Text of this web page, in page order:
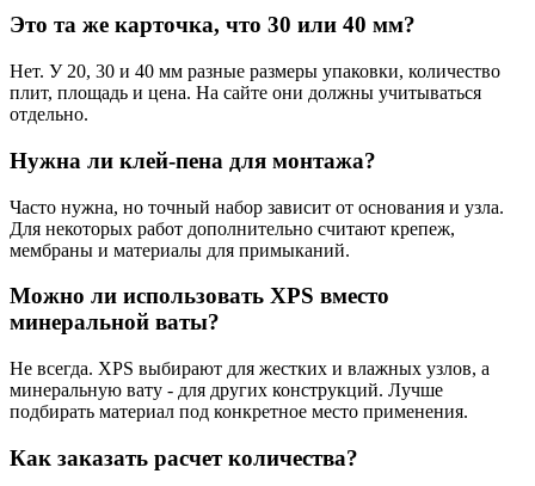
Это та же карточка, что 30 или 40 мм?
Нет. У 20, 30 и 40 мм разные размеры упаковки, количество
плит, площадь и цена. На сайте они должны учитываться
отдельно.
Нужна ли клей-пена для монтажа?
Часто нужна, но точный набор зависит от основания и узла.
Для некоторых работ дополнительно считают крепеж,
мембраны и материалы для примыканий.
Можно ли использовать XPS вместо
минеральной ваты?
Не всегда. XPS выбирают для жестких и влажных узлов, а
минеральную вату - для других конструкций. Лучше
подбирать материал под конкретное место применения.
Как заказать расчет количества?